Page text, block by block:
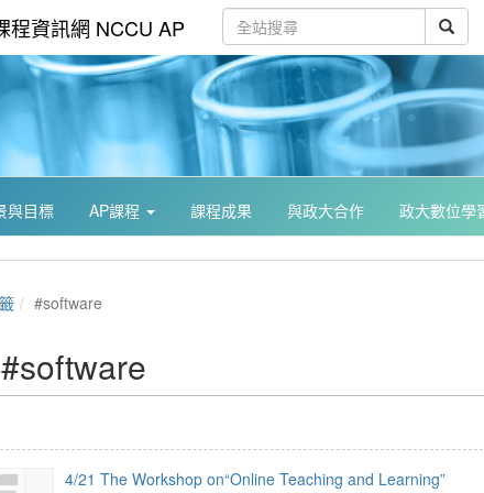
程資訊網 NCCU AP
與目標 AP課程 課程成果 與政大合作 政大數位學
#software
4/21 The Workshop on“Online Teaching and Learning”